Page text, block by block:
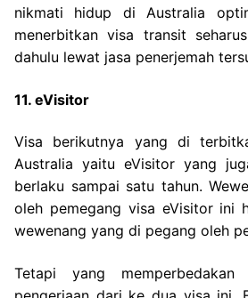
nikmati hidup di Australia
menerbitkan visa transit
dahulu lewat jasa penerjemah
11. eVisitor
Visa berikutnya yang di
Australia yaitu eVisitor yang
berlaku sampai satu tahun.
oleh pemegang visa eVisitor ini
wewenang yang di pegang oleh
Tetapi yang